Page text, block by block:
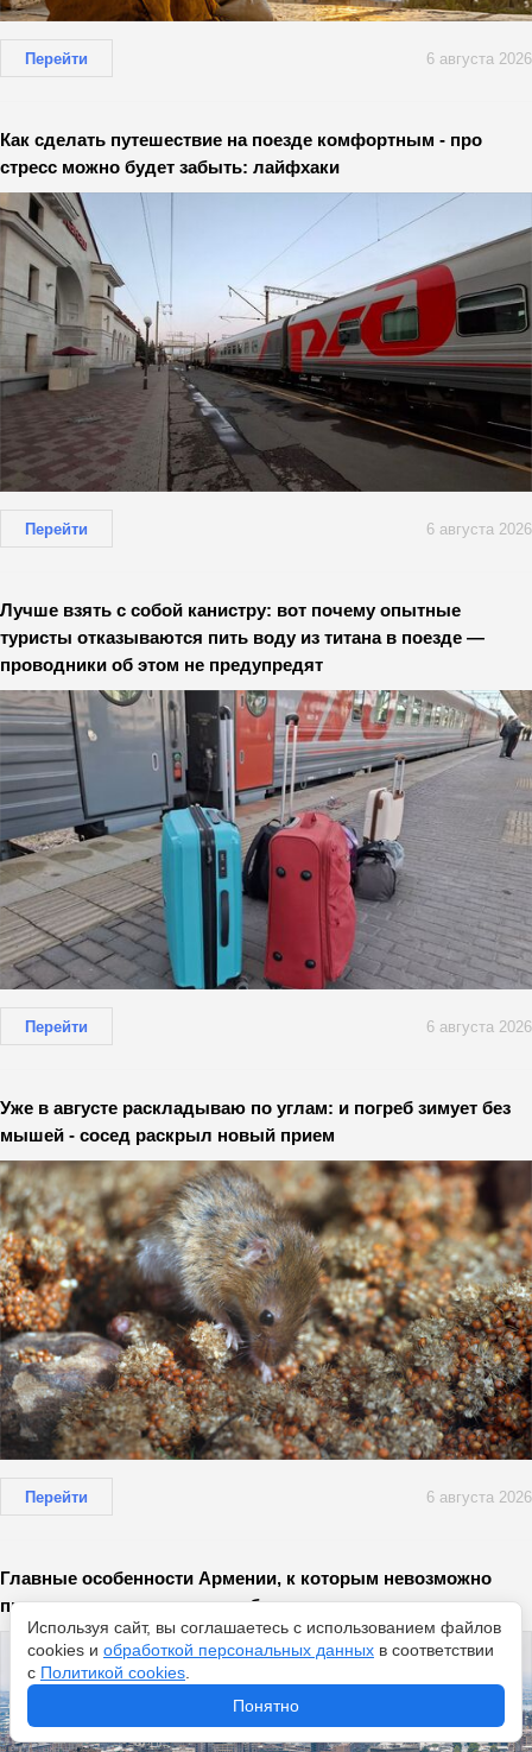
Перейти 6 августа 2026
Как сделать путешествие на поезде комфортным - про
стресс можно будет забыть: лайфхаки
Перейти 6 августа 2026
Лучше взять с собой канистру: вот почему опытные
туристы отказываются пить воду из титана в поезде —
проводники об этом не предупредят
Перейти 6 августа 2026
Уже в августе раскладываю по углам: и погреб зимует без
мышей - сосед раскрыл новый прием
Перейти 6 августа 2026
Главные особенности Армении, к которым невозможно
привыкнуть: русским здесь будет тяжело
Используя сайт, вы соглашаетесь с использованием файлов
cookies и обработкой персональных данных в соответствии
с Политикой cookies
Понятно